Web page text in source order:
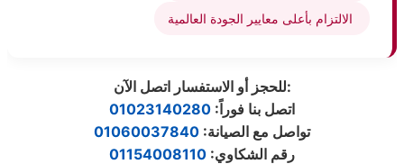
الالتزام بأعلى معايير الجودة العالمية
للحجز أو الاستفسار اتصل الآن:
01023140280 :اتصل بنا فوراً
01060037840 :تواصل مع الصيانة
01154008110 :رقم الشكاوي